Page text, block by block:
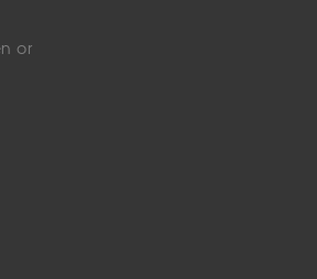
or